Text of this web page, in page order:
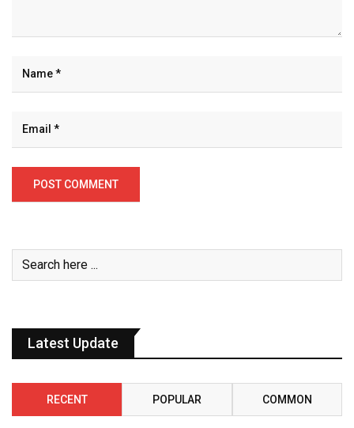
Latest Update
RECENT POPULAR COMMON